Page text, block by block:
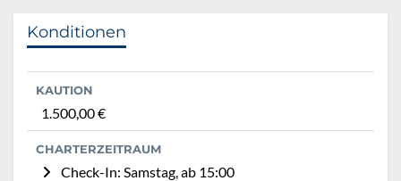
Konditionen
KAUTION
1.500,00 €
CHARTERZEITRAUM
Check-In: Samstag, ab 15:00